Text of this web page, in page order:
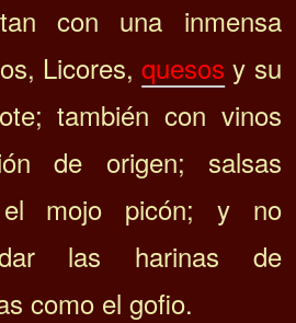
con una inmensa
Licores,quesos y su
también con vinos
de origen; salsas
mojo picón; y no
las harinas de
como el gofio.